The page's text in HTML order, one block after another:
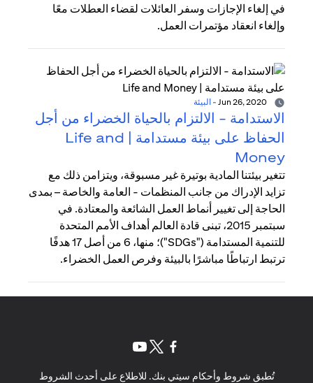
في إلغاء الإجازات وسفر العائلات لقضاء العطلات معًا
وإلغاء انعقاد مؤتمرات العمل.
- البيئة
الاستدامة - الالتزام بالحياة الخضراء من أجل
الحفاظ على بيئة مستدامة | Life and
Money
تتغير بيئتنا المادية بوتيرة غير مسبوقة، ويتزامن ذلك مع
تزايد الإدراك من جانب المنظمات - العامة والخاصة – بمدى
الحاجة إلى تغيير أنماط العمل الشائعة والمعتادة. في
سبتمبر 2015، تبنى قادة العالم أهداف الأمم المتحدة
للتنمية المستدامة ("SDGs")؛ منها، 6 من أصل 17 هدفًا
ترتبط ارتباطًا مباشرًا بالبيئة وفرص العمل الخضراء.
تُطبق شروط وأحكام سيتي بنك. للاطلاع على أحدث الشروط